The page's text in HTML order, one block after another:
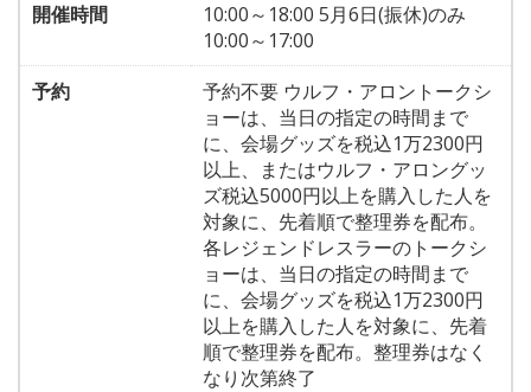
開催時間
10:00～18:00 5月6日(振休)のみ
10:00～17:00
予約
予約不要 ウルフ・アロントークシ
ョーは、当日の指定の時間まで
に、会場グッズを税込1万2300円
以上、またはウルフ・アロングッ
ズ税込5000円以上を購入した人を
対象に、先着順で整理券を配布。
各レジェンドレスラーのトークシ
ョーは、当日の指定の時間まで
に、会場グッズを税込1万2300円
以上を購入した人を対象に、先着
順で整理券を配布。整理券はなく
なり次第終了